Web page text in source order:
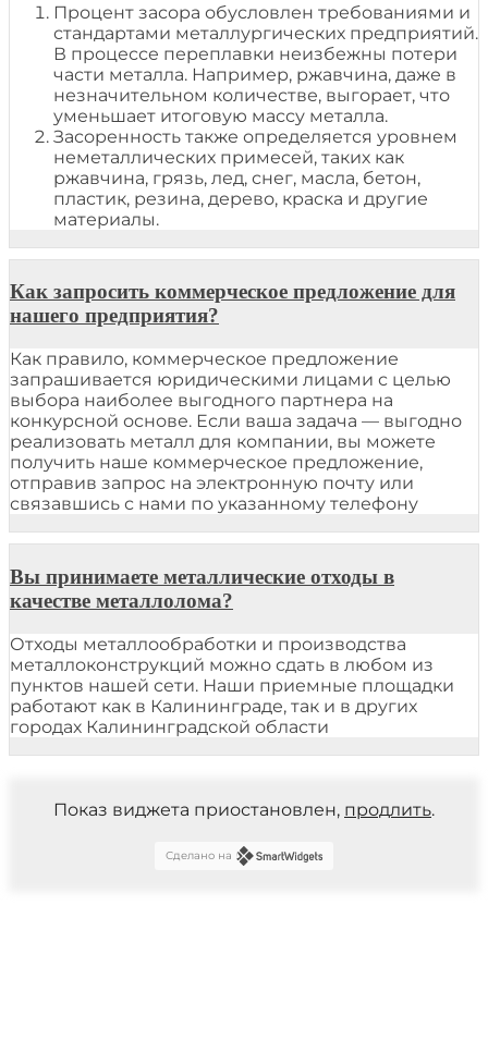
Процент засора обусловлен требованиями и
стандартами металлургических предприятий.
В процессе переплавки неизбежны потери
части металла. Например, ржавчина, даже в
незначительном количестве, выгорает, что
уменьшает итоговую массу металла.
Засоренность также определяется уровнем
неметаллических примесей, таких как
ржавчина, грязь, лед, снег, масла, бетон,
пластик, резина, дерево, краска и другие
материалы.
Как запросить коммерческое предложение для
нашего предприятия?
Как правило, коммерческое предложение
запрашивается юридическими лицами с целью
выбора наиболее выгодного партнера на
конкурсной основе. Если ваша задача — выгодно
реализовать металл для компании, вы можете
получить наше коммерческое предложение,
отправив запрос на электронную почту или
связавшись с нами по указанному телефону
Вы принимаете металлические отходы в
качестве металлолома?
Отходы металлообработки и производства
металлоконструкций можно сдать в любом из
пунктов нашей сети. Наши приемные площадки
работают как в Калининграде, так и в других
городах Калининградской области
Показ виджета приостановлен, продлить.
Сделано на